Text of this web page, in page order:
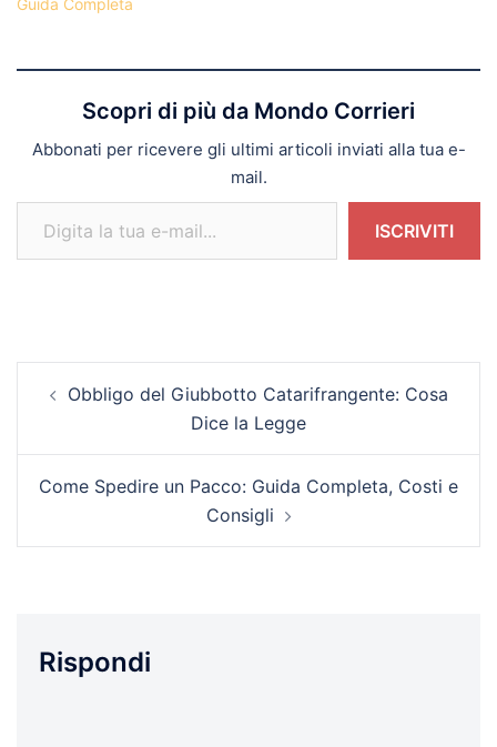
Guida Completa
Scopri di più da Mondo Corrieri
Abbonati per ricevere gli ultimi articoli inviati alla tua e-
mail.
Digita la tua e-mail...
ISCRIVITI
articolo
Obbligo del Giubbotto Catarifrangente: Cosa
Dice la Legge
Come Spedire un Pacco: Guida Completa, Costi e
Consigli
Rispondi